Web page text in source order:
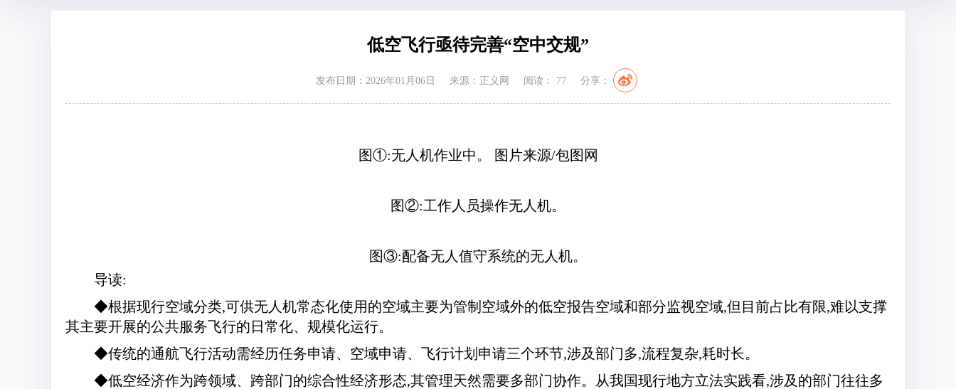
低空飞行亟待完善“空中交规”
发布日期：2026年01月06日 来源：正义网 阅读： 77 分享：
图①:无人机作业中。 图片来源/包图网
图②:工作人员操作无人机。
图③:配备无人值守系统的无人机。
导读:
◆根据现行空域分类,可供无人机常态化使用的空域主要为管制空域外的低空报告空域和部分监视空域,但目前占比有限,难以支撑
其主要开展的公共服务飞行的日常化、规模化运行。
◆传统的通航飞行活动需经历任务申请、空域申请、飞行计划申请三个环节,涉及部门多,流程复杂,耗时长。
◆低空经济作为跨领域、跨部门的综合性经济形态,其管理天然需要多部门协作。从我国现行地方立法实践看,涉及的部门往往多